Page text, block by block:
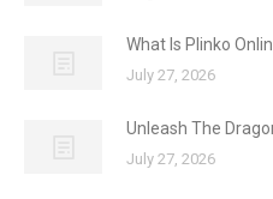
What Is Plinko
July 27, 2026
Unleash The
July 27, 2026